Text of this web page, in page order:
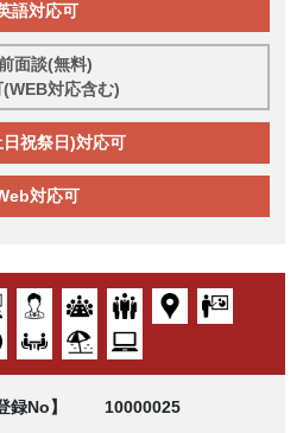
語対応可
面談(無料)
対応含む)
祝祭日)対応可
対応可
録No】
10000025